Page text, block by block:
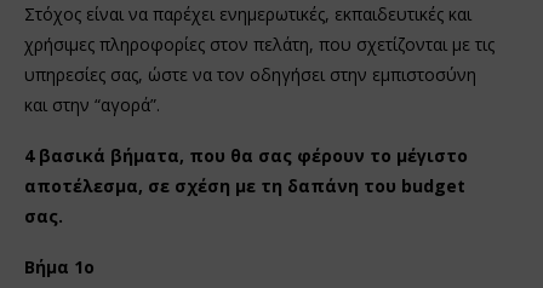
Στόχος είναι να παρέχει ενημερωτικές, εκπαιδευτικές και
χρήσιμες πληροφορίες στον πελάτη, που σχετίζονται με τις
υπηρεσίες σας, ώστε να τον οδηγήσει στην εμπιστοσύνη
και στην “αγορά”.
4 βασικά βήματα, που θα σας φέρουν το μέγιστο
αποτέλεσμα, σε σχέση με τη δαπάνη του budget
σας.
Βήμα 1ο